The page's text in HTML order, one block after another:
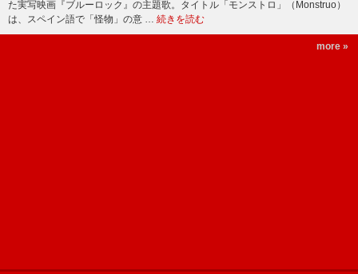
た実写映画『ブルーロック』の主題歌。タイトル「モンストロ」（Monstruo）
は、スペイン語で「怪物」の意 … 続きを読む
more »